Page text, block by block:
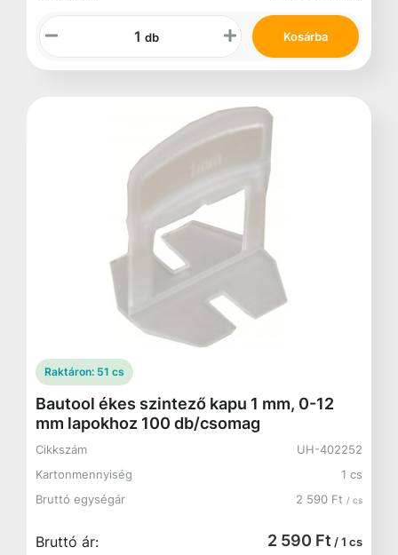
db Kosárba
Raktáron: 51 cs
Bautool ékes szintező kapu 1 mm, 0-12
mm lapokhoz 100 db/csomag
Cikkszám
UH-402252
Kartonmennyiség
1 cs
Bruttó egységár
2 590 Ft / cs
Bruttó ár: 2 590 Ft / 1 cs